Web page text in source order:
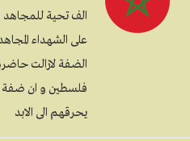
الف تحية للمجاهد
على الشهداء
الضفة لازالت
فلسطين و ان
يحرقهم الى الابد